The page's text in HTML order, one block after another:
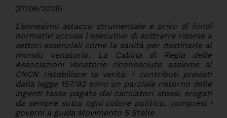
(17/06/2026)
L’ennesimo attacco strumentale e privo di fondi
normativi accusa l'esecutivo di sottrarre risorse a
settori essenziali come la sanità per destinarle al
mondo venatorio. La Cabina di Regia delle
Associazioni Venatorie riconosciute assieme al
CNCN ristabilisce la verità: i contributi previsti
dalla legge 157/92 sono un parziale ristorno delle
ingenti tasse pagate dai cacciatori stessi, erogati
da sempre sotto ogni colore politico, compresi i
governi a guida Movimento 5 Stelle